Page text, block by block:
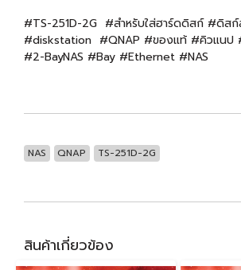
#TS-251D-2G #สำหรับใส่ฮาร์ดดิสก์ #ดิสก์
#diskstation #QNAP #ของแท้ #คิวแนป
#2-BayNAS #Bay #Ethernet #NAS
NAS QNAP TS-251D-2G
สินค้าเกี่ยวข้อง